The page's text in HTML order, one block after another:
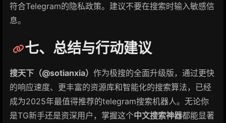
符合Telegram的隐私政策。建议不要在搜索时输入敏感信
息。
七、总结与行动建议
搜天下（@sotianxia） 作为极搜的全面升级版，通过更快
的响应速度、更丰富的资源库和智能化的搜索算法，已经
成为2025年最值得推荐的telegram搜索机器人。无论你
是TG新手还是资深用户，掌握这个中文搜索神器都能显著